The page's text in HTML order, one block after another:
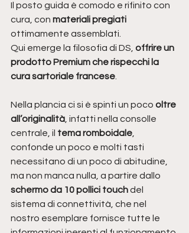
Il posto guida è comodo e rifinito con
cura, con materiali pregiati
ottimamente assemblati.
Qui emerge la filosofia di DS, offrire un
prodotto Premium che rispecchi la
cura sartoriale francese.
Nella plancia ci si è spinti un poco oltre
all’originalità, infatti nella consolle
centrale, il tema romboidale,
confonde un poco e molti tasti
necessitano di un poco di abitudine,
ma non manca nulla, a partire dallo
schermo da 10 pollici touch del
sistema di connettività, che nel
nostro esemplare fornisce tutte le